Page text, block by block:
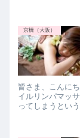
京橋（大阪）
皆さま、こんに
イルリンパマッ
ってしまうとい